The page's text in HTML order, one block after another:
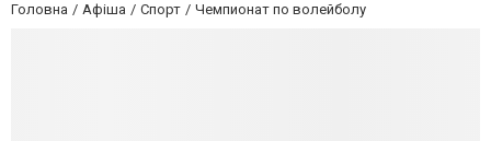
Головна Афіша Спорт Чемпионат по волейболу